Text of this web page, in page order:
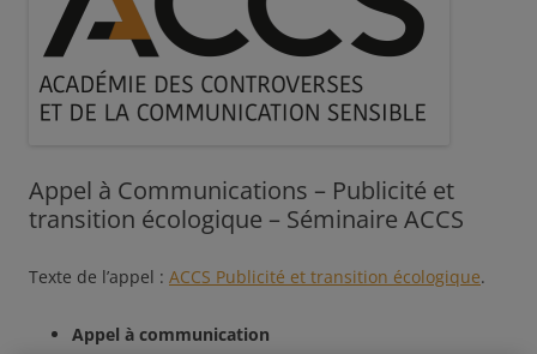
Appel à Communications – Publicité et
transition écologique – Séminaire ACCS
Texte de l’appel : ACCS Publicité et transition écologique.
Appel à communication